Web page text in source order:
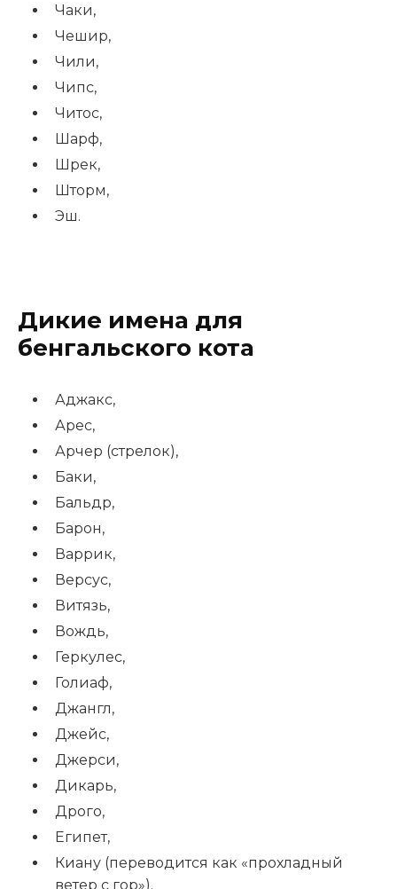
Чаки,
Чешир,
Чили,
Чипс,
Читос,
Шарф,
Шрек,
Шторм,
Эш.
Дикие имена для
бенгальского кота
Аджакс,
Арес,
Арчер (стрелок),
Баки,
Бальдр,
Барон,
Варрик,
Версус,
Витязь,
Вождь,
Геркулес,
Голиаф,
Джангл,
Джейс,
Джерси,
Дикарь,
Дрого,
Египет,
Киану (переводится как «прохладный
ветер с гор»).